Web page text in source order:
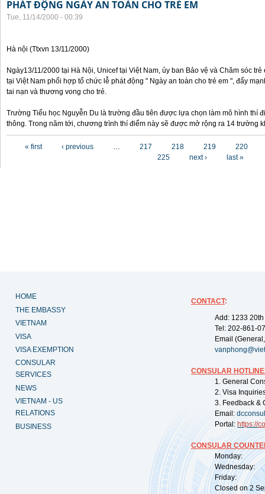
PHÁT ĐỘNG NGÀY AN TOÀN CHO TRẺ EM
Tue, 11/14/2000 - 00:39
Hà nội (Ttxvn 13/11/2000)
Ngày13/11/2000 tại Hà Nội, Unicef tại Việt Nam, ủy ban Bảo vệ và Chăm sóc
tại Việt Nam phối hợp tổ chức lễ phát động " Ngày an toàn cho trẻ em ", đẩy
tai nạn và thương vong cho trẻ.
Trường Tiểu học Nguyễn Du là trường đầu tiên được lựa chọn làm mô hình thí
thông. Trong năm tới, chương trình thí điểm này sẽ được mở rộng ra 14 trường
« first ‹ previous … 217 218 219
220
225
next › last »
HOME
THE EMBASSY
VIETNAM
VISA
VISA EXEMPTION
CONSULAR
SERVICES
NEWS
VIETNAM - US
RELATIONS
BUSINESS
CONTACT:
Add: 1233
Tel: 202-861-
Email
CONSULAR
1. General
2. Visa
3. Feedback &
Email:
Portal: https://
CONSULAR
Monday:
Wednesday:
Friday:
Closed on 2